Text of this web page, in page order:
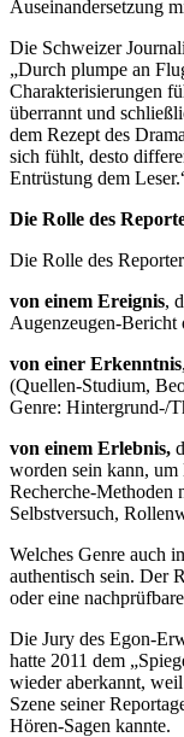
Auseinandersetzung
Die Schweizer
„Durch plumpe an
Charakterisierungen
überrannt und
dem Rezept des
sich fühlt, desto
Entrüstung dem
Die Rolle des
Die Rolle des
von einem Ereignis,
Augenzeugen-Bericht
von einer Erkenntnis
(Quellen-Studium,
Genre: Hintergrund-/
von einem Erlebnis,
worden sein kann,
Recherche-Methoden
Selbstversuch,
Welches Genre auch
authentisch sein. Der
oder eine
Die Jury des Egon-
hatte 2011 dem
wieder aberkannt,
Szene seiner
Hören-Sagen kannte.